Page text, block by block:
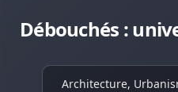
Débouchés :
Architecture,